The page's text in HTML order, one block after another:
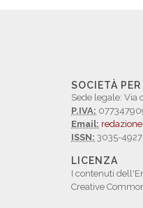
SOCIETÀ
Sede legale: Via
P.IVA:
Email:
ISSN: 3035-4927
LICENZA
I contenuti
Creative